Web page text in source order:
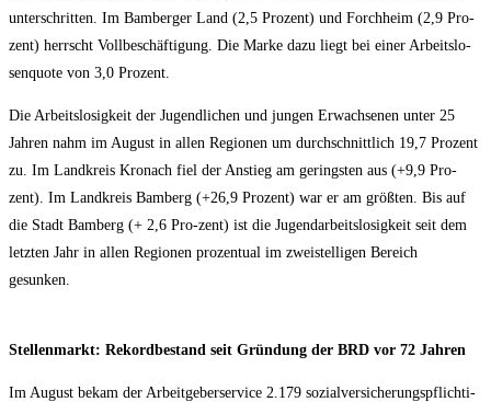
unter­schrit­ten. Im Bam­ber­ger Land (2,5 Pro­zent) und Forch­heim (2,9 Pro­
zent) herrscht Voll­be­schäf­ti­gung. Die Mar­ke dazu liegt bei einer Arbeits­lo­
sen­quo­te von 3,0 Prozent.
Die Arbeits­lo­sig­keit der Jugend­li­chen und jun­gen Erwach­se­nen unter 25
Jah­ren nahm im August in allen Regio­nen um durch­schnitt­lich 19,7 Pro­zent
zu. Im Land­kreis Kro­nach fiel der Anstieg am gerings­ten aus (+9,9 Pro­
zent). Im Land­kreis Bam­berg (+26,9 Pro­zent) war er am größ­ten. Bis auf
die Stadt Bam­berg (+ 2,6 Pro-zent) ist die Jugend­ar­beits­lo­sig­keit seit dem
letz­ten Jahr in allen Regio­nen pro­zen­tu­al im zwei­stel­li­gen Bereich
gesunken.
Stel­len­markt: Rekord­be­stand seit Grün­dung der BRD vor 72 Jahren
Im August bekam der Arbeit­ge­ber­ser­vice 2.179 sozi­al­ver­si­che­rungs­pflich­ti­